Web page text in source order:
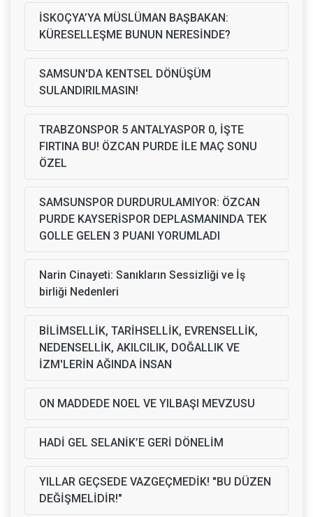
İSKOÇYA’YA MÜSLÜMAN BAŞBAKAN:
KÜRESELLEŞME BUNUN NERESİNDE?
SAMSUN'DA KENTSEL DÖNÜŞÜM
SULANDIRILMASIN!
TRABZONSPOR 5 ANTALYASPOR 0, İŞTE
FIRTINA BU! ÖZCAN PURDE İLE MAÇ SONU
ÖZEL
SAMSUNSPOR DURDURULAMIYOR: ÖZCAN
PURDE KAYSERİSPOR DEPLASMANINDA TEK
GOLLE GELEN 3 PUANI YORUMLADI
Narin Cinayeti: Sanıkların Sessizliği ve İş
birliği Nedenleri
BİLİMSELLİK, TARİHSELLİK, EVRENSELLİK,
NEDENSELLİK, AKILCILIK, DOĞALLIK VE
İZM'LERİN AĞINDA İNSAN
ON MADDEDE NOEL VE YILBAŞI MEVZUSU
HADİ GEL SELANİK’E GERİ DÖNELİM
YILLAR GEÇSEDE VAZGEÇMEDİK! "BU DÜZEN
DEĞİŞMELİDİR!"